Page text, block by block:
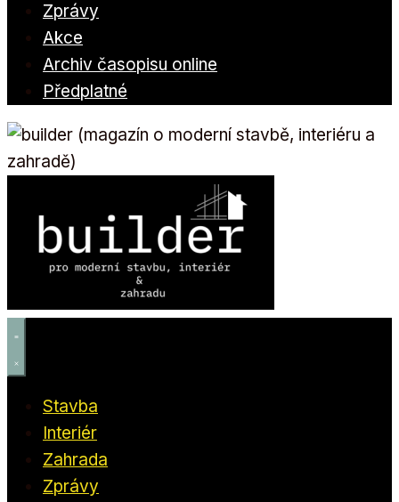
Zprávy
Akce
Archiv časopisu online
Předplatné
Stavba
Interiér
Zahrada
Zprávy